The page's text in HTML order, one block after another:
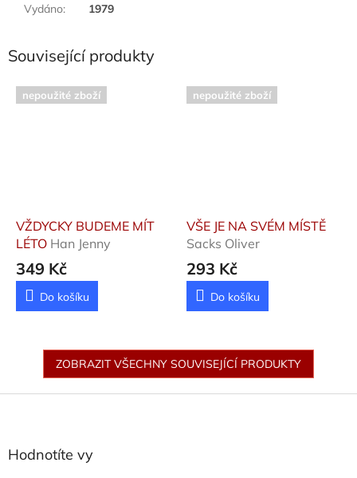
Vydáno: 1979
Související produkty
nepoužité zboží
VŽDYCKY BUDEME MÍT
LÉTO Han Jenny
349 Kč
Do košíku
nepoužité zboží
VŠE JE NA SVÉM MÍSTĚ
Sacks Oliver
293 Kč
Do košíku
ZOBRAZIT VŠECHNY SOUVISEJÍCÍ PRODUKTY
Hodnotíte vy